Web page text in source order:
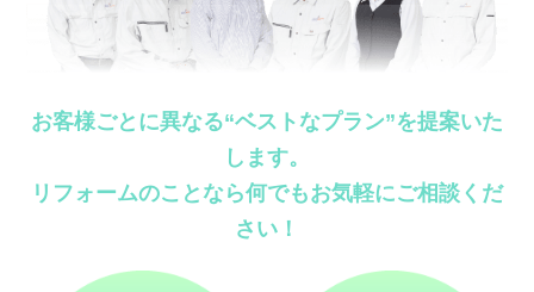
お客様ごとに異なる“ベストなプラン”を提案いた
します。
リフォームのことなら何でもお気軽にご相談くだ
さい！